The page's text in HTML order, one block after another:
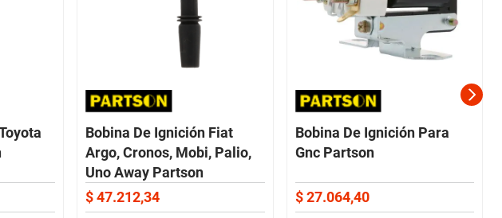
Bobina De Ignición Fiat
Argo, Cronos, Mobi, Palio,
Uno Away Partson
$47.212,34
Bobina De Ignición Para
Gnc Partson
$ 27.064,40